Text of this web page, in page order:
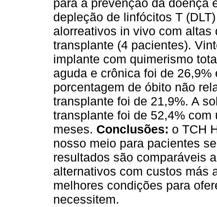
para a prevenção da doença
depleção de linfócitos T
alorreativos in vivo com altas
transplante (4 pacientes).
implante com quimerismo
aguda e crônica foi de
porcentagem de óbito não
transplante foi de 21,9%. A
transplante foi de 52,4%
meses. Conclusões: o TCH
nosso meio para pacientes
resultados são comparáveis
alternativos com custos más
melhores condições para
necessitem.